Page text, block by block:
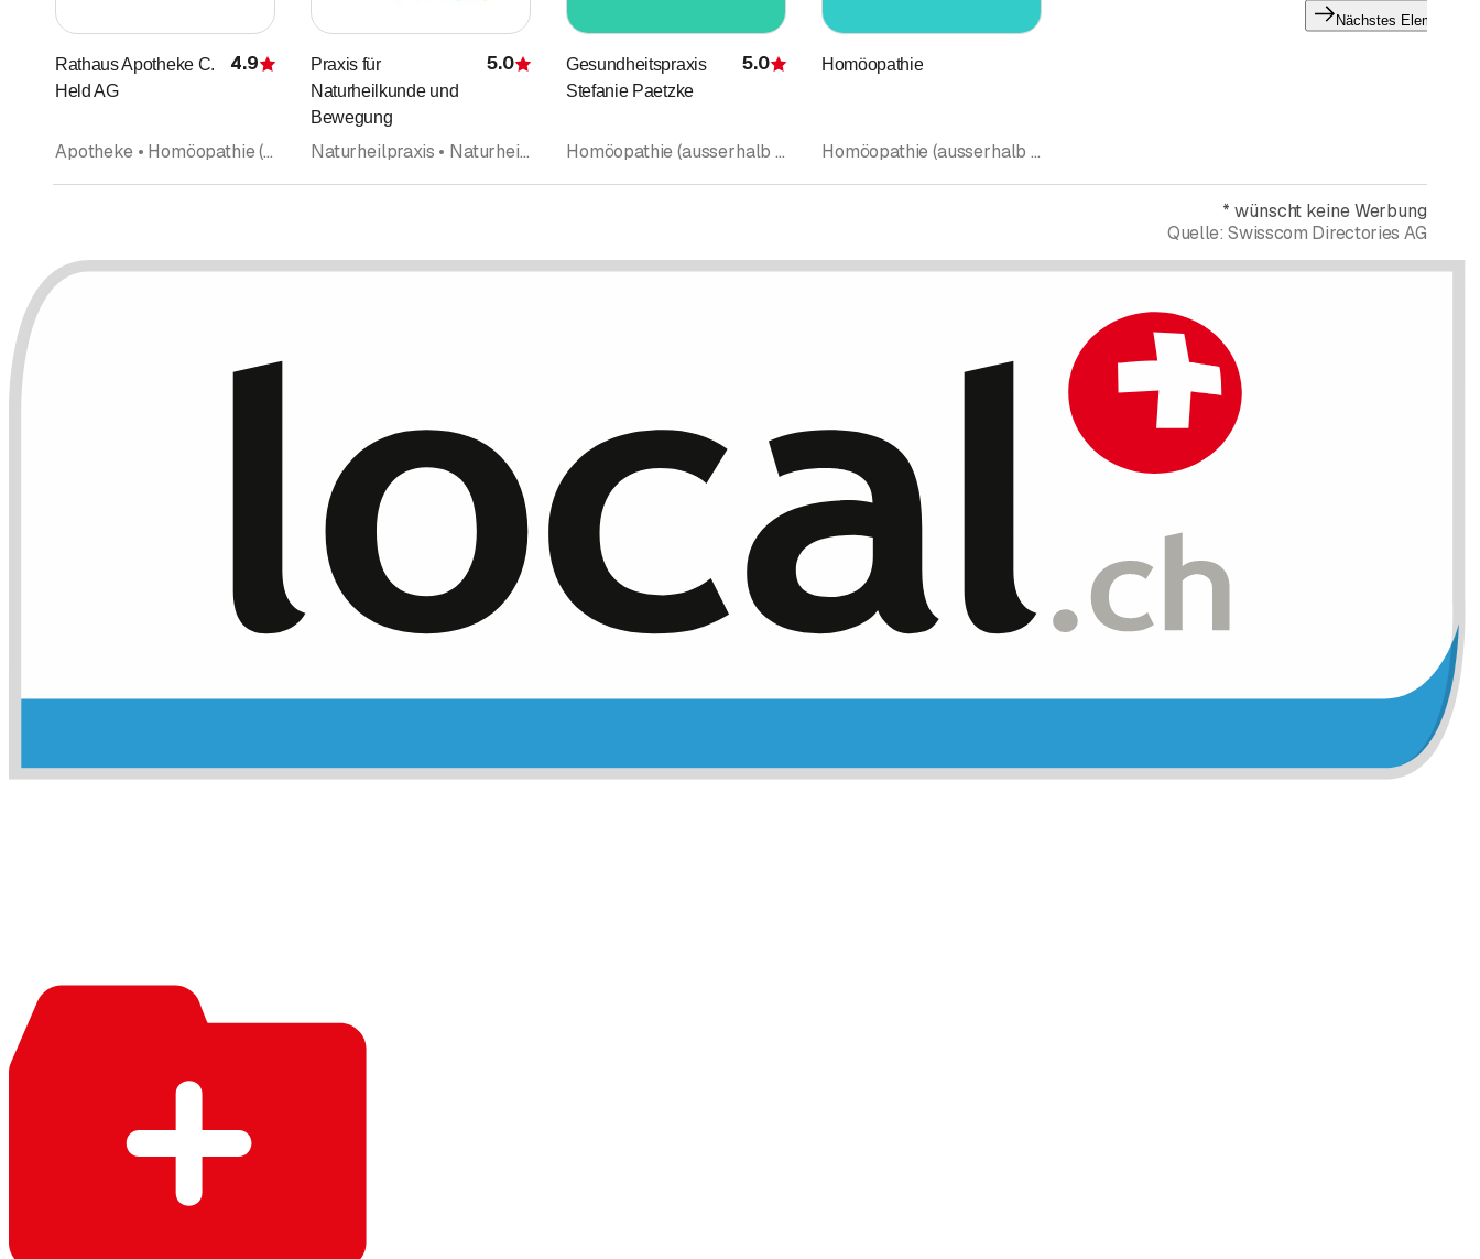
Rathaus Apotheke C.
Held AG
Bewertung
4.9
Apotheke • Homöopathie (ausserhalb Rubrik Ärzte)
Praxis für
Naturheilkunde und
Bewegung
Bewertung
5.0
Naturheilpraxis • Naturheilkunde • Homöopathie (ausserhalb Rubrik Ärzte) • Massage • Gesundheits- und Sportmassage • Fussreflexzonenmassage • Gesundheitspraxis
Gesundheitspraxis
Stefanie Paetzke
Bewertung
5.0
Homöopathie (ausserhalb Rubrik Ärzte)
Homöopathie
Homöopathie (ausserhalb Rubrik Ärzte)
Nächstes Element
*wünscht keine Werbung
Quelle: Swisscom Directories AG